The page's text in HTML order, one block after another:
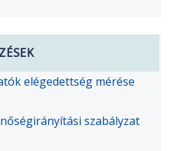
elégedettség mérése
szabályzat